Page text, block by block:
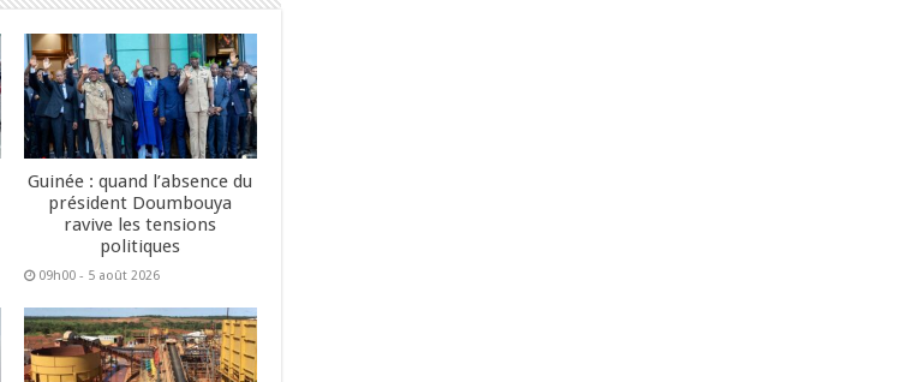
Guinée : quand l’absence du
président Doumbouya
ravive les tensions
politiques
09h00 - 5 août 2026